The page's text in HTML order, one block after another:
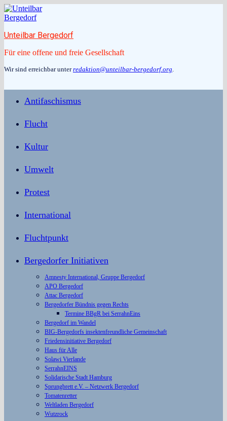
Zum
Inhalt
Unteilbar Bergedorf
Für eine offene und freie Gesellschaft
Wir sind erreichbar unterredaktion@unteilbar-bergedorf.org.
Antifaschismus
Flucht
Kultur
Umwelt
Protest
International
Fluchtpunkt
Bergedorfer Initiativen
Amnesty International, Gruppe Bergedorf
APO Bergedorf
Attac Bergedorf
Bergedorfer Bündnis gegen Rechts
Termine BBgR bei SerrahnEins
Bergedorf im Wandel
BIG-Bergedorfs insektenfreundliche Gemeinschaft
Friedensinitiative Bergedorf
Haus für Alle
Solawi Vierlande
SerrahnEINS
Solidarische Stadt Hamburg
Sprungbrett e.V. – Netzwerk Bergedorf
Tomatenretter
Weltladen Bergedorf
Wutzrock